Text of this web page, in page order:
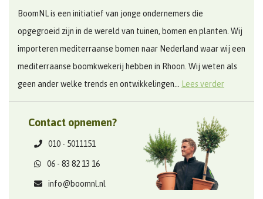
BoomNL is een initiatief van jonge ondernemers die
opgegroeid zijn in de wereld van tuinen, bomen en planten. Wij
importeren mediterraanse bomen naar Nederland waar wij een
mediterraanse boomkwekerij hebben in Rhoon. Wij weten als
geen ander welke trends en ontwikkelingen...
Lees verder
Contact opnemen?
010 - 5011151
06 - 83 82 13 16
info@boomnl.nl